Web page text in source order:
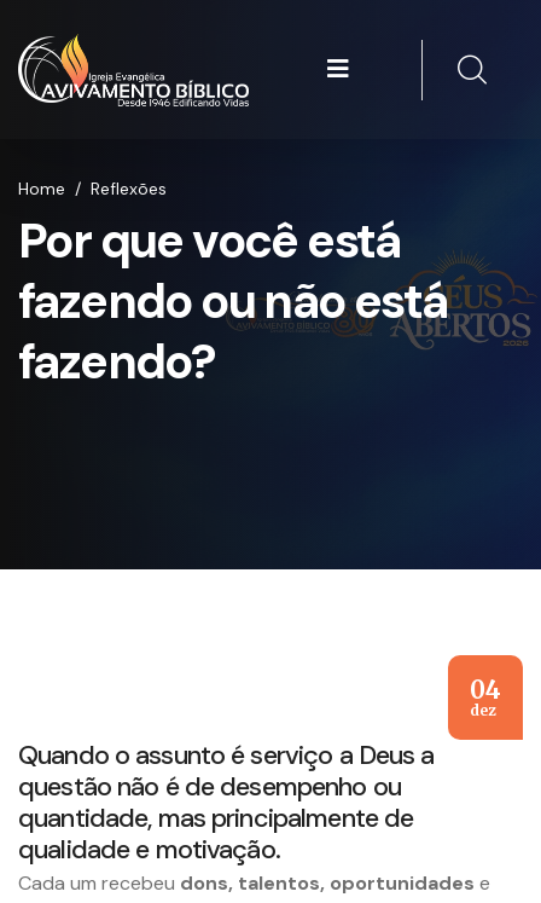
Home / Reflexões
Por que você está
fazendo ou não está
fazendo?
04
dez
Quando o assunto é serviço a Deus a
questão não é de desempenho ou
quantidade, mas principalmente de
qualidade e motivação.
Cada um recebeu dons, talentos, oportunidades e